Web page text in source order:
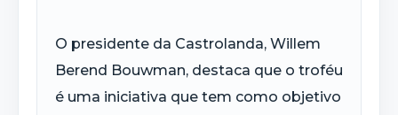
O presidente da Castrolanda, Willem
Berend Bouwman, destaca que o troféu
é uma iniciativa que tem como objetivo